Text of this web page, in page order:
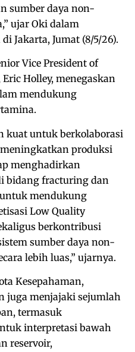
sumber daya non-
ujar Oki dalam
Jakarta, Jumat (8/5/26).
Vice President of
Holley, menegaskan
mendukung
kuat untuk berkolaborasi
produksi
menghadirkan
bidang fracturing dan
mendukung
Low Quality
berkontribusi
sumber daya non-
lebih luas,” ujarnya.
Kesepahaman,
juga menjajaki sejumlah
termasuk
interpretasi bawah
reservoir,